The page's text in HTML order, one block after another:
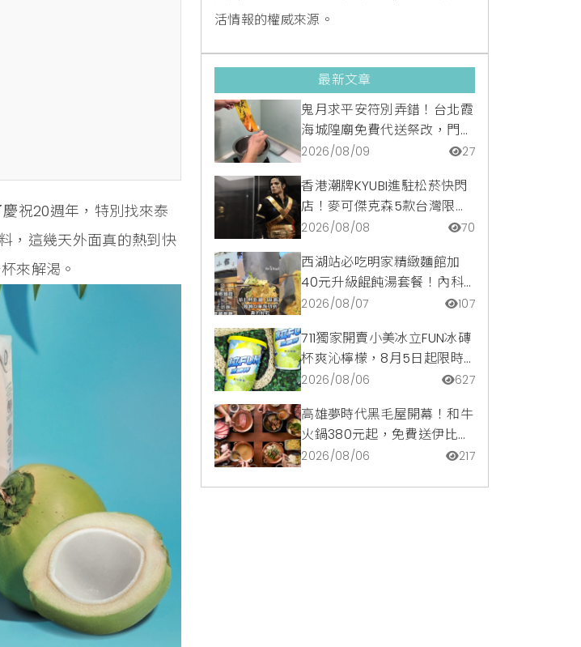
祝20週年，特別找來泰
，這幾天外面真的熱到快
來解渴。
活情報的權威來源。
最新文章
鬼月求平安符別弄錯！台北霞
海城隍廟免費代送祭改，門市
請領開光符令與平安符貼紙優
2026/08/09 27
香港潮牌KYUBI進駐松菸快閃
店！麥可傑克森5款台灣限定
商品與1:1雕像震撼登場
2026/08/08 70
西湖站必吃明家精緻麵館加
40元升級餛飩湯套餐！內科
隱藏版爆汁臭豆腐麵與牛肉麵
2026/08/07 107
711獨家開賣小美冰立FUN冰磚
杯爽沁檸檬，8月5日起限時
嚐鮮價39元特調咖啡氣泡水
2026/08/06 627
高雄夢時代黑毛屋開幕！和牛
火鍋380元起，免費送伊比利
豬再享青森蘋果冰淇淋加購
2026/08/06 217